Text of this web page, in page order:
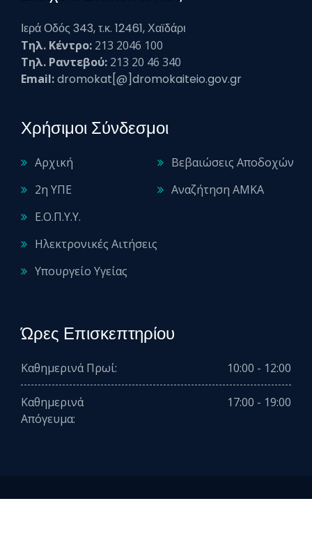
Ιερά Οδός 343, τ.κ. 12461, Χαϊδάρι
Τηλ. Κέντρο: 213 2046 100
Τηλ. Ραντεβού: 213 20 46 340
Email:dromokat[@]dromokaiteio.gov.gr
Χρήσιμοι Σύνδεσμοι
Αρχική
2η ΥΠΕ
Ε.Ο.Π.Υ.Υ.
Ηλεκτρονικές Αιτήσεις
Υπουργείο Υγείας
Βεβαιώσεις Αποδοχών
Αναζήτηση ΑΜΚΑ
Ώρες Επισκεπτηρίου
Καθημερινά Πρωί: 10:00 - 12:00
Καθημερινά
Απόγευμα:
17:00 - 19:00